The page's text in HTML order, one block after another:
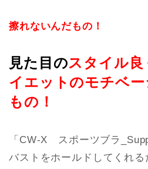
擦れないんだもの！
見た目のスタイル良
イエットのモチベ
もの！
「CW-X スポーツブラ
バストをホールドしてくれる